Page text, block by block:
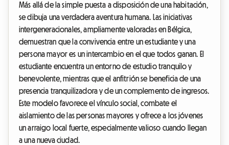
Más allá de la simple puesta a disposición de una habitación,
se dibuja una verdadera aventura humana. Las iniciativas
intergeneracionales, ampliamente valoradas en Bélgica,
demuestran que la convivencia entre un estudiante y una
persona mayor es un intercambio en el que todos ganan. El
estudiante encuentra un entorno de estudio tranquilo y
benevolente, mientras que el anfitrión se beneficia de una
presencia tranquilizadora y de un complemento de ingresos.
Este modelo favorece el vínculo social, combate el
aislamiento de las personas mayores y ofrece a los jóvenes
un arraigo local fuerte, especialmente valioso cuando llegan
a una nueva ciudad.